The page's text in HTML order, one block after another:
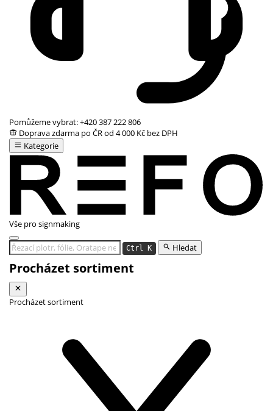
Pomůžeme vybrat:+420 387 222 806
Doprava zdarma po ČR od 4 000 Kč bez DPH
Kategorie
Vše pro signmaking
Ctrl K Hledat
Procházet sortiment
Procházet sortiment